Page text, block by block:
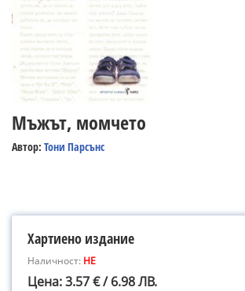
Мъжът, момчето
Автор: Тони Парсънс
Хартиено издание
Наличност: НЕ
Цена: 3.57 € / 6.98 ЛВ.